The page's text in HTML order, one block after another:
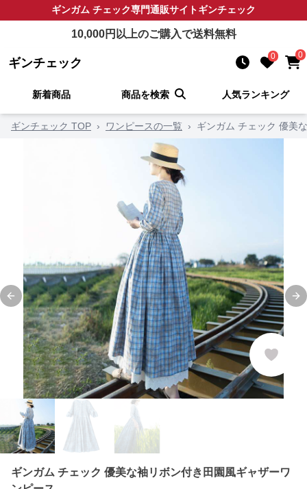
ギンガム チェック専門通販サイトギンチェック
10,000円以上のご購入で送料無料
ギンチェック 0 0
新着商品 商品を検索 人気ランキング
ギンチェック TOP › ワンピースの一覧 › ギンガム チェック 優美
Previous slide
ギンガム チェック 優美な袖リボン付き田園風ギャザーワ